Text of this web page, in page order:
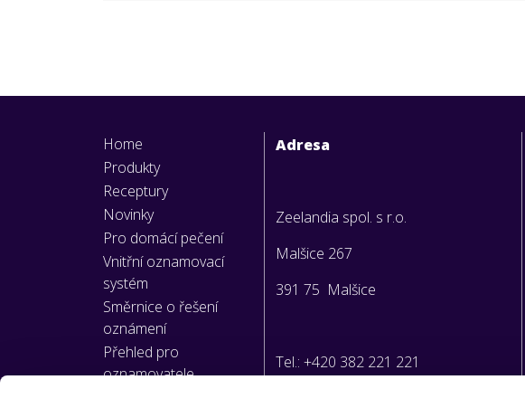
Home
Produkty
Receptury
Novinky
Pro domácí pečení
Vnitřní oznamovací
systém
Směrnice o řešení
oznámení
Přehled pro
oznamovatele
Adresa
Zeelandia spol. s r.o.
Malšice 267
391 75 Malšice
Tel.: +420 382 221 221